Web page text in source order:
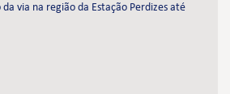
via na região da Estação Perdizes até